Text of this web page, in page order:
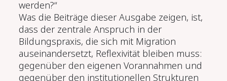
werden?“
Was die Beiträge dieser Ausgabe zeigen, ist,
dass der zentrale Anspruch in der
Bildungspraxis, die sich mit Migration
auseinandersetzt, Reflexivität bleiben muss:
gegenüber den eigenen Vorannahmen und
gegenüber den institutionellen Strukturen